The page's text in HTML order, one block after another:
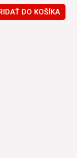
DO KOŠÍKA